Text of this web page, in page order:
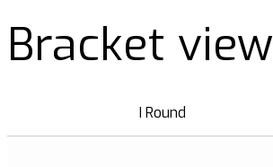
Bracket view
I Round